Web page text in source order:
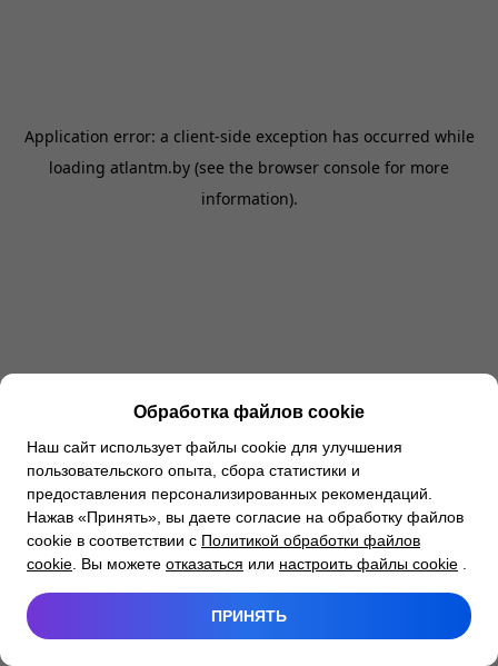
Application error: a client-side exception has occurred while
loading atlantm.by (see the browser console for more
information).
Обработка файлов cookie
Наш сайт использует файлы cookie для улучшения
пользовательского опыта, сбора статистики и
предоставления персонализированных рекомендаций.
Нажав «Принять», вы даете согласие на обработку файлов
cookie в соответствии с Политикой обработки файлов
cookie . Вы можете отказаться или настроить файлы cookie
ПРИНЯТЬ